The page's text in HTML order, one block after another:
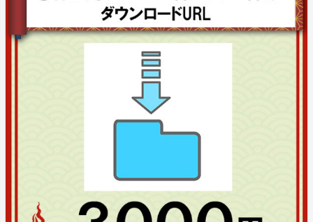
・神巫詞音声ドラマ収録現場の見学
場所：都内スタジオ予定
実施時期：6月頃予定（日程がギリギリまで決まらない
ため、出演キャスト未定、平日になる可能性がございま
すのであらかじめご了承ください）
※見学時間は約６０分前後を予定しております。
※スタッフの指示に従って行動お願いします。
・神巫詞音声ドラマの朗読イベント
・バクステ風パス＆ハイタッチ退場